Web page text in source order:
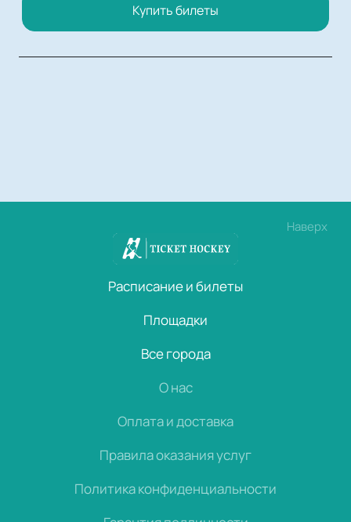
Купить билеты
Наверх
Расписание и билеты
Площадки
Все города
О нас
Оплата и доставка
Правила оказания услуг
Политика конфиденциальности